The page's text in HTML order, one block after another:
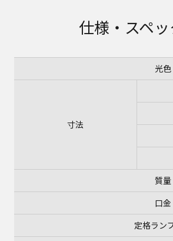
仕様・スペッ
光色
寸法
質量
口金
定格ラン